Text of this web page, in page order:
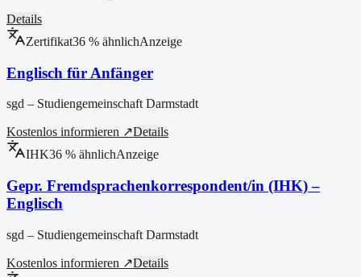
Details
Zertifikat36 % ähnlichAnzeige
Englisch für Anfänger
sgd – Studiengemeinschaft Darmstadt
Kostenlos informieren ↗Details
IHK36 % ähnlichAnzeige
Gepr. Fremdsprachenkorrespondent/in (IHK) –
Englisch
sgd – Studiengemeinschaft Darmstadt
Kostenlos informieren ↗Details